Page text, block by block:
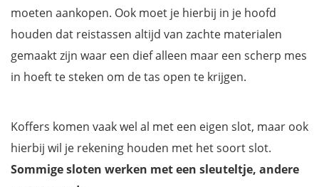
moeten aankopen. Ook moet je hierbij in je hoofd
houden dat reistassen altijd van zachte materialen
gemaakt zijn waar een dief alleen maar een scherp mes
in hoeft te steken om de tas open te krijgen.
Koffers komen vaak wel al met een eigen slot, maar ook
hierbij wil je rekening houden met het soort slot.
Sommige sloten werken met een sleuteltje, andere